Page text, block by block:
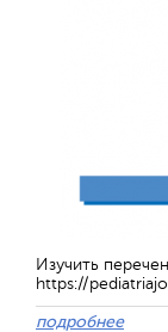
Изучить
https://
подробнее